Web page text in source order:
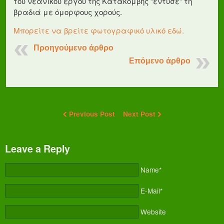
βραδιά με όμορφους χορούς.
Μπορείτε να βρείτε φωτογραφικό υλικό εδώ.
Προηγούμενο άρθρο
Επόμενο άρθρο
Previous Post Next Post
Leave a Reply
Name*
E-Mail*
Website